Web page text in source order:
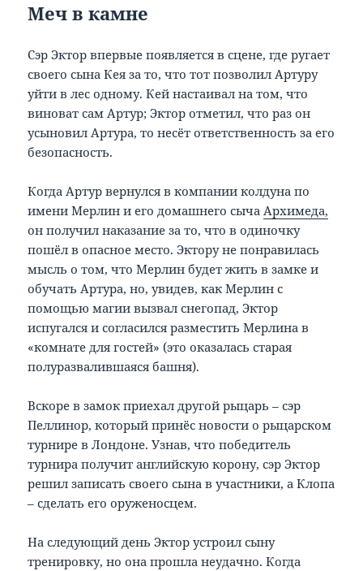
Меч в камне
Сэр Эктор впервые появляется в сцене, где ругает
своего сына Кея за то, что тот позволил Артуру
уйти в лес одному. Кей настаивал на том, что
виноват сам Артур; Эктор отметил, что раз он
усыновил Артура, то несёт ответственность за его
безопасность.
Когда Артур вернулся в компании колдуна по
имени Мерлин и его домашнего сычаАрхимеда,
он получил наказание за то, что в одиночку
пошёл в опасное место. Эктору не понравилась
мысль о том, что Мерлин будет жить в замке и
обучать Артура, но, увидев, как Мерлин с
помощью магии вызвал снегопад, Эктор
испугался и согласился разместить Мерлина в
«комнате для гостей» (это оказалась старая
полуразвалившаяся башня).
Вскоре в замок приехал другой рыцарь – сэр
Пеллинор, который принёс новости о рыцарском
турнире в Лондоне. Узнав, что победитель
турнира получит английскую корону, сэр Эктор
решил записать своего сына в участники, а Клопа
– сделать его оруженосцем.
На следующий день Эктор устроил сыну
тренировку, но она прошла неудачно. Когда